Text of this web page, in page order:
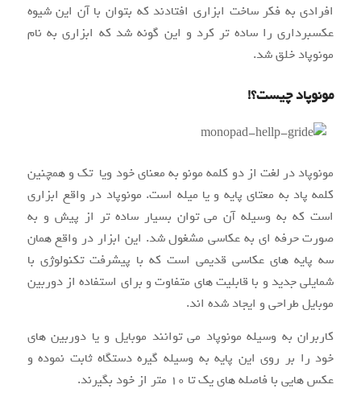
افرادی به فکر ساخت ابزاری افتادند که بتوان با آن این شیوه
عکسبرداری را ساده تر کرد و این گونه شد که ابزاری به نام
مونوپاد خلق شد.
مونوپاد چیست؟!
مونوپاد در لغت از دو کلمه مونو به معنای خود ویا تک و همچنین
کلمه پاد به معتای پایه و یا میله است. مونوپاد در واقع ابزاری
است که به وسیله آن می توان بسیار ساده تر از پیش و به
صورت حرفه ای به عکاسی مشغول شد. این ابزار در واقع همان
سه پایه های عکاسی قدیمی است که با پیشرفت تکنولوژی با
شمایلی جدید و با قابلیت های متفاوت و برای استفاده از دوربین
موبایل طراحی و ایجاد شده اند.
کاربران به وسیله مونوپاد می توانند موبایل و یا دوربین های
خود را بر روی این پایه به وسیله گیره دستگاه ثابت نموده و
عکس هایی با فاصله های یک تا ۱۰ متر از خود بگیرند.